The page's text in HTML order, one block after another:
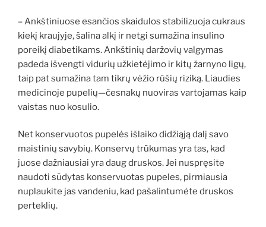
– Ankštiniuose esančios skaidulos stabilizuoja cukraus
kiekį kraujyje, šalina alkį ir netgi sumažina insulino
poreikį diabetikams. Ankštinių daržovių valgymas
padeda išvengti vidurių užkietėjimo ir kitų žarnyno ligų,
taip pat sumažina tam tikrų vėžio rūšių riziką. Liaudies
medicinoje pupelių—česnakų nuoviras vartojamas kaip
vaistas nuo kosulio.
Net konservuotos pupelės išlaiko didžiąją dalį savo
maistinių savybių. Konservų trūkumas yra tas, kad
juose dažniausiai yra daug druskos. Jei nuspręsite
naudoti sūdytas konservuotas pupeles, pirmiausia
nuplaukite jas vandeniu, kad pašalintumėte druskos
perteklių.